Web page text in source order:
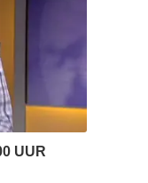
UUR